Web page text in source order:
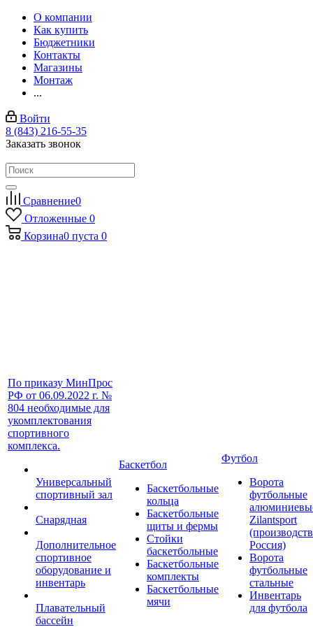
О компании
Как купить
Бюджетники
Контакты
Магазины
Монтаж
...
Войти
8 (843) 216-55-35
Заказать звонок
Сравнение0
Отложенные 0
Корзина0 пуста 0
По приказу МинПрос
РФ от 06.09.2022 г. №
804 необходимые для
укомплектования
спортивного
комплекса.
Универсальный
спортивный зал
Снарядная
Дополнительное
спортивное
оборудование и
инвентарь
Плавательный
бассейн
Баскетбол
Баскетбольные
кольца
Баскетбольные
щиты и фермы
Стойки
баскетбольные
Баскетбольные
комплекты
Баскетбольные
мячи
Футбол
Ворота
футбольные
Zilantsport
Россия)
Ворота
футбольные
стальные
Инвентарь
для футбола